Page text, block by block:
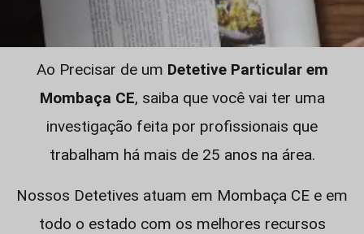
Ao Precisar de um Detetive Particular em
Mombaça CE, saiba que você vai ter uma
investigação feita por profissionais que
trabalham há mais de 25 anos na área.
Nossos Detetives atuam em Mombaça CE e em
todo o estado com os melhores recursos